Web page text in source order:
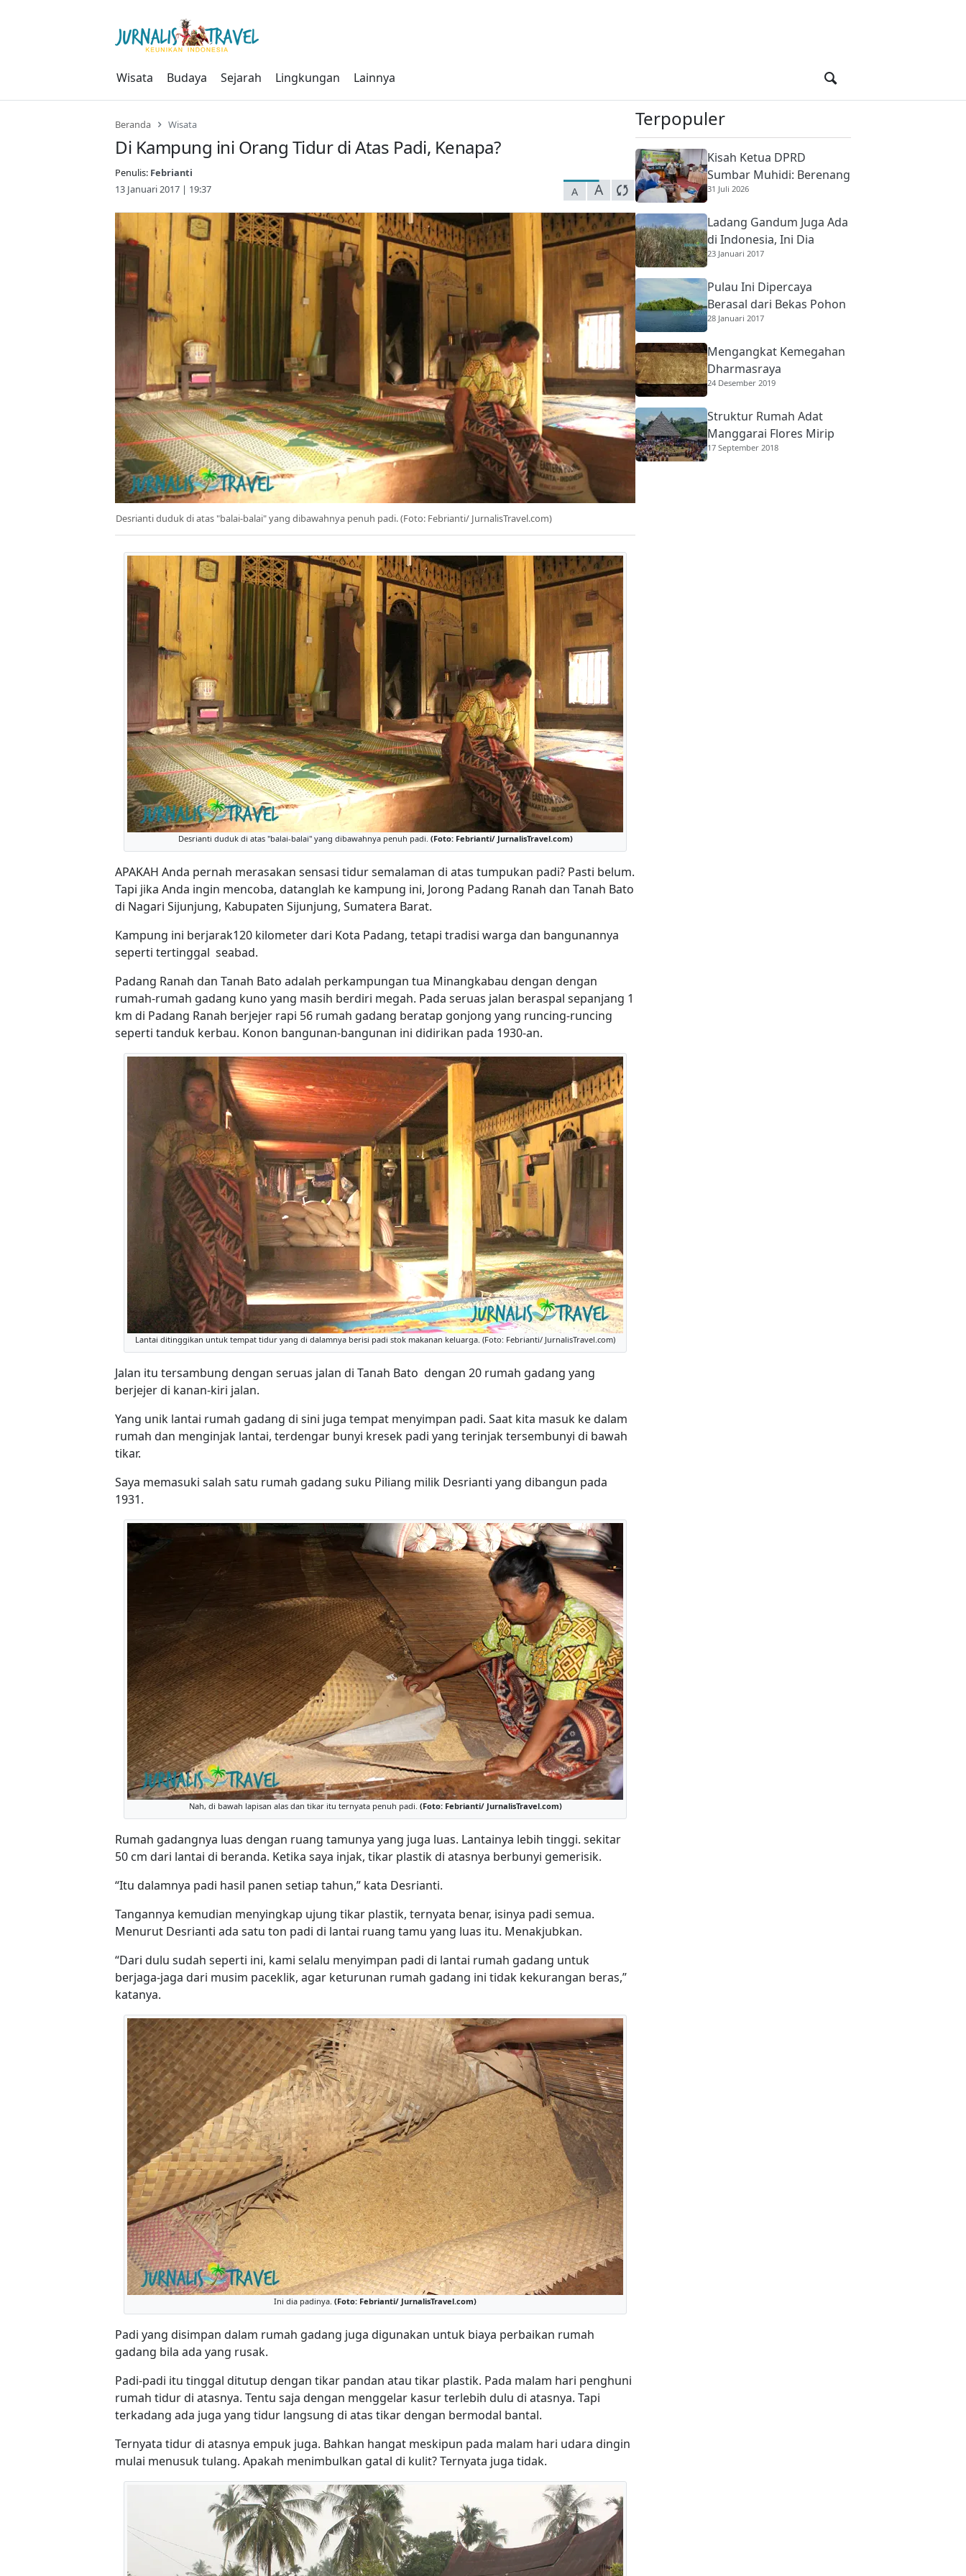
Wisata Budaya Sejarah Lingkungan Lainnya
Beranda Wisata
Di Kampung ini Orang Tidur di Atas Padi, Kenapa?
Penulis: Febrianti
13 Januari 2017 | 19:37
A A
Desrianti duduk di atas "balai-balai" yang dibawahnya penuh padi. (Foto: Febrianti/ JurnalisTravel.com)
Desrianti duduk di atas "balai-balai" yang dibawahnya penuh padi. (Foto: Febrianti/ JurnalisTravel.com)
APAKAH Anda pernah merasakan sensasi tidur semalaman di atas tumpukan padi? Pasti belum.
Tapi jika Anda ingin mencoba, datanglah ke kampung ini, Jorong Padang Ranah dan Tanah Bato
di Nagari Sijunjung, Kabupaten Sijunjung, Sumatera Barat.
Kampung ini berjarak120 kilometer dari Kota Padang, tetapi tradisi warga dan bangunannya
seperti tertinggal seabad.
Padang Ranah dan Tanah Bato adalah perkampungan tua Minangkabau dengan dengan
rumah-rumah gadang kuno yang masih berdiri megah. Pada seruas jalan beraspal sepanjang 1
km di Padang Ranah berjejer rapi 56 rumah gadang beratap gonjong yang runcing-runcing
seperti tanduk kerbau. Konon bangunan-bangunan ini didirikan pada 1930-an.
Lantai ditinggikan untuk tempat tidur yang di dalamnya berisi padi stok makanan keluarga. (Foto: Febrianti/ JurnalisTravel.com)
Jalan itu tersambung dengan seruas jalan di Tanah Bato dengan 20 rumah gadang yang
berjejer di kanan-kiri jalan.
Yang unik lantai rumah gadang di sini juga tempat menyimpan padi. Saat kita masuk ke dalam
rumah dan menginjak lantai, terdengar bunyi kresek padi yang terinjak tersembunyi di bawah
tikar.
Saya memasuki salah satu rumah gadang suku Piliang milik Desrianti yang dibangun pada
1931.
Nah, di bawah lapisan alas dan tikar itu ternyata penuh padi. (Foto: Febrianti/ JurnalisTravel.com)
Rumah gadangnya luas dengan ruang tamunya yang juga luas. Lantainya lebih tinggi. sekitar
50 cm dari lantai di beranda. Ketika saya injak, tikar plastik di atasnya berbunyi gemerisik.
“Itu dalamnya padi hasil panen setiap tahun,” kata Desrianti.
Tangannya kemudian menyingkap ujung tikar plastik, ternyata benar, isinya padi semua.
Menurut Desrianti ada satu ton padi di lantai ruang tamu yang luas itu. Menakjubkan.
“Dari dulu sudah seperti ini, kami selalu menyimpan padi di lantai rumah gadang untuk
berjaga-jaga dari musim paceklik, agar keturunan rumah gadang ini tidak kekurangan beras,”
katanya.
Ini dia padinya. (Foto: Febrianti/ JurnalisTravel.com)
Padi yang disimpan dalam rumah gadang juga digunakan untuk biaya perbaikan rumah
gadang bila ada yang rusak.
Padi-padi itu tinggal ditutup dengan tikar pandan atau tikar plastik. Pada malam hari penghuni
rumah tidur di atasnya. Tentu saja dengan menggelar kasur terlebih dulu di atasnya. Tapi
terkadang ada juga yang tidur langsung di atas tikar dengan bermodal bantal.
Ternyata tidur di atasnya empuk juga. Bahkan hangat meskipun pada malam hari udara dingin
mulai menusuk tulang. Apakah menimbulkan gatal di kulit? Ternyata juga tidak.
Terpopuler
Kisah Ketua DPRD
Sumbar Muhidi: Berenang
di Sungai Berbuaya Demi
Orang Tua
31 Juli 2026
Ladang Gandum Juga Ada
di Indonesia, Ini Dia
23 Januari 2017
Pulau Ini Dipercaya
Berasal dari Bekas Pohon
Raksasa
28 Januari 2017
Mengangkat Kemegahan
Dharmasraya
24 Desember 2019
Struktur Rumah Adat
Manggarai Flores Mirip
Rumah Gadang
17 September 2018